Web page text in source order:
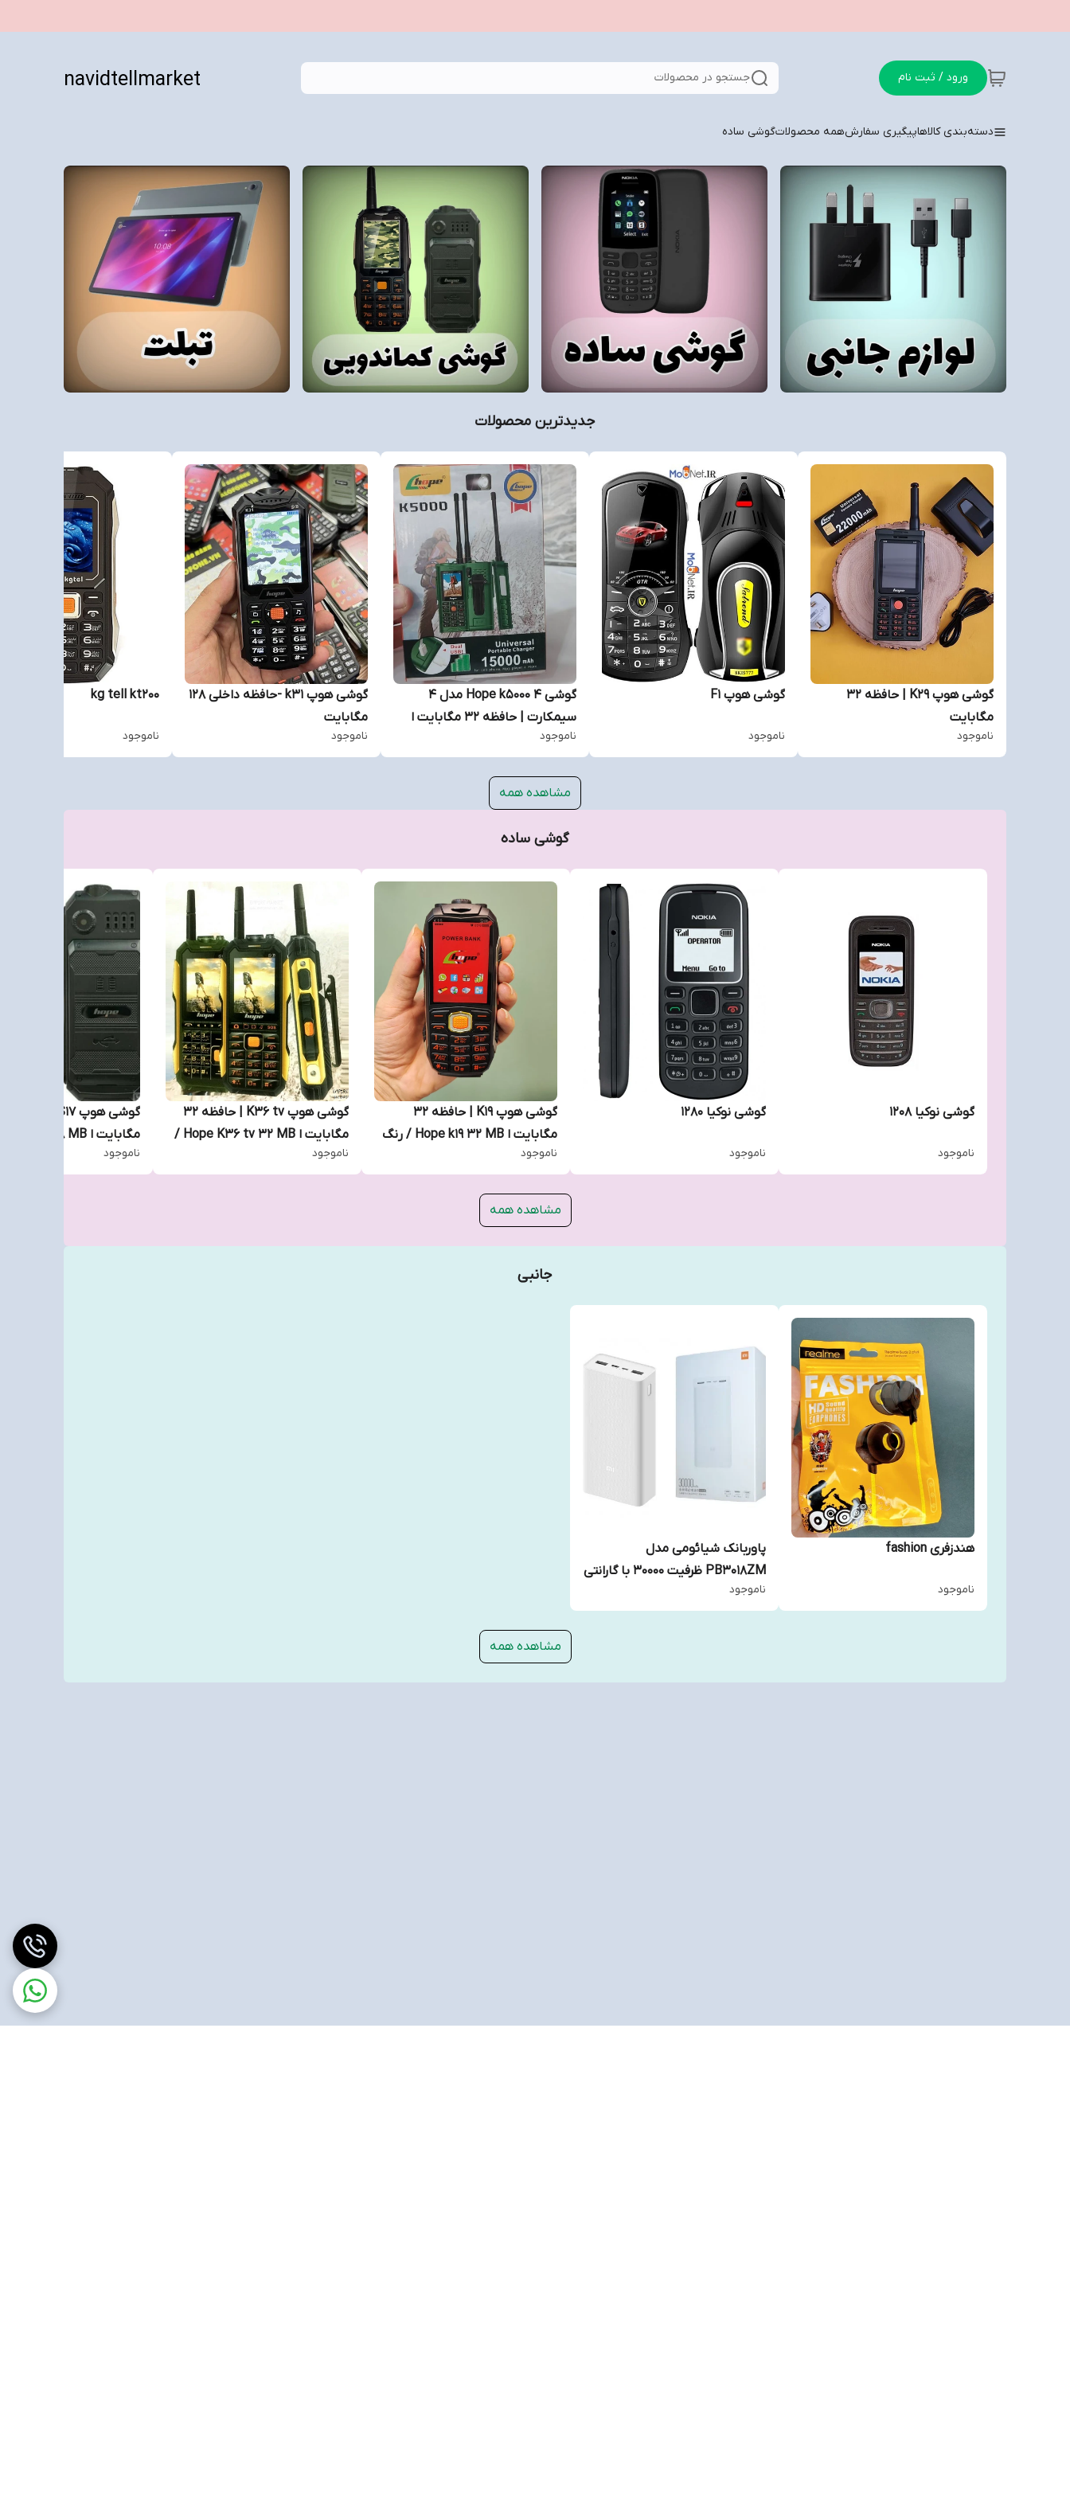
ورود / ثبت نام جستجو در محصولات navidtellmarket
دسته‌بندی کالاهاپیگیری سفارشهمه محصولاتگوشی ساده
جدیدترین محصولات
گوشی هوپ K29 | حافظه 32
مگابایت
ناموجود
گوشی هوپ F1
ناموجود
گوشی Hope k5000 ۴ مدل ۴
سیمکارت | حافظه ۳۲ مگابایت ا
Hope k5000 | 32MB
ناموجود
گوشی هوپ k31 -حافظه داخلی ۱۲۸
مگابایت
ناموجود
kg tell kt200
ناموجود
مشاهده همه
گوشی ساده
گوشی نوکیا 1208
ناموجود
گوشی نوکیا 1280
ناموجود
گوشی هوپ K19 | حافظه 32
مگابایت ا Hope k19 32 MB / رنگ
رندوم
ناموجود
گوشی هوپ K36 tv | حافظه 32
مگابایت ا Hope K36 tv 32 MB /
رنگ رندوم
ناموجود رندوم
ناموجود
مشاهده همه
جانبی
هندزفری fashion
ناموجود
پاوربانک شیائومی مدل
PB3018ZM ظرفیت 30000 با گارانتی
30000mAh PB3018ZM (high copy
ناموجود
مشاهده همه